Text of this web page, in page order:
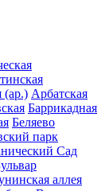
(ар.) Арбатская
Баррикадная
Беляево
парк
Сад
аллея